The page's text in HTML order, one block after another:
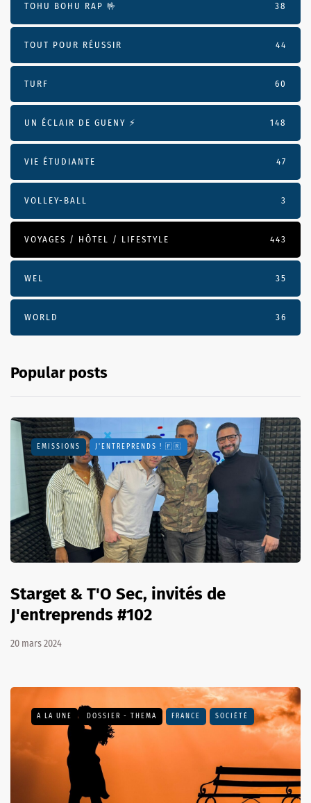
TOHU BOHU RAP 🤟 38
TOUT POUR RÉUSSIR 44
TURF 60
UN ÉCLAIR DE GUENY ⚡️ 148
VIE ÉTUDIANTE 47
VOLLEY-BALL 3
VOYAGES / HÔTEL / LIFESTYLE 443
WEL 35
WORLD 36
Popular posts
EMISSIONS J'ENTREPRENDS ! 🇫🇷
Starget & T'O Sec, invités de
J'entreprends #102
20 mars 2024
A LA UNE DOSSIER - THEMA FRANCE SOCIÉTÉ